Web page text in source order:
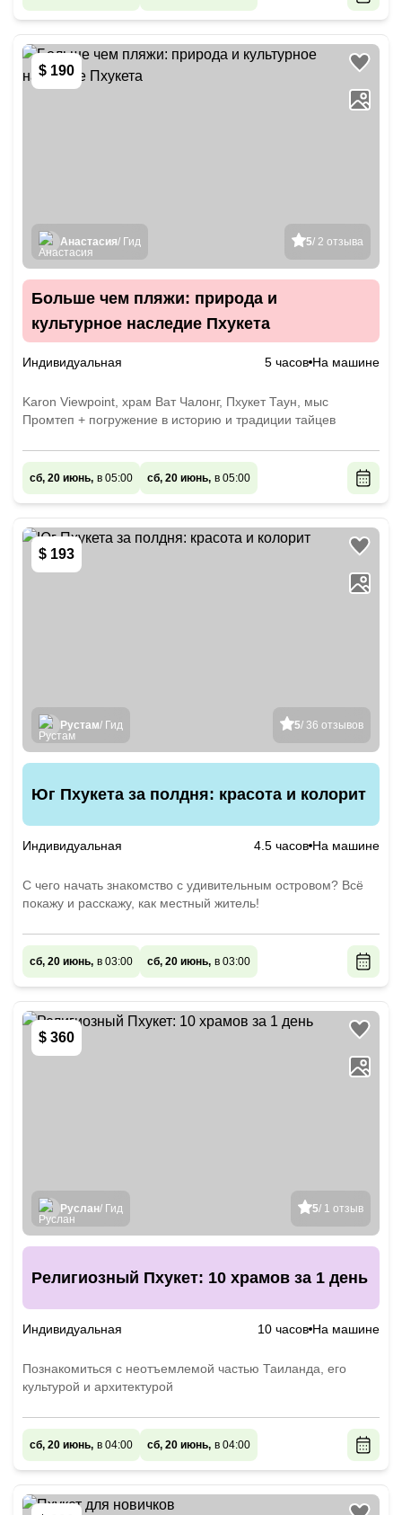
$ 190
5/ 2 отзыва
Анастасия/ Гид
Больше чем пляжи: природа и
культурное наследие Пхукета
Индивидуальная 5 часов На машине
Karon Viewpoint, храм Ват Чалонг, Пхукет Таун, мыс
Промтеп + погружение в историю и традиции тайцев
сб, 20 июнь, в 05:00 сб, 20 июнь, в 05:00
$ 193
5/ 36 отзывов
Рустам/ Гид
Юг Пхукета за полдня: красота и колорит
Индивидуальная 4.5 часов На машине
С чего начать знакомство с удивительным островом? Всё
покажу и расскажу, как местный житель!
сб, 20 июнь, в 03:00 сб, 20 июнь, в 03:00
$ 360
5/ 1 отзыв
Руслан/ Гид
Религиозный Пхукет: 10 храмов за 1 день
Индивидуальная 10 часов На машине
Познакомиться с неотъемлемой частью Таиланда, его
культурой и архитектурой
сб, 20 июнь, в 04:00 сб, 20 июнь, в 04:00